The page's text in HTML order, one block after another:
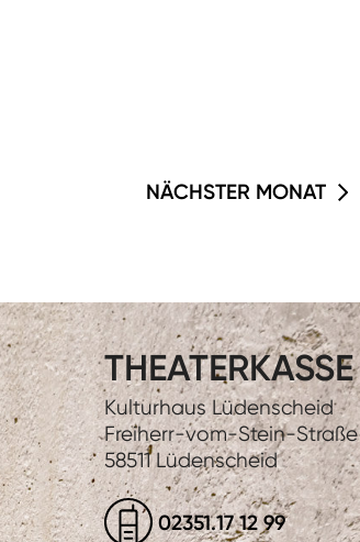
NÄCHSTER MONAT
THEATERKASSE
Kulturhaus Lüdenscheid
Freiherr-vom-Stein-
58511 Lüdenscheid
02351.17 12 99